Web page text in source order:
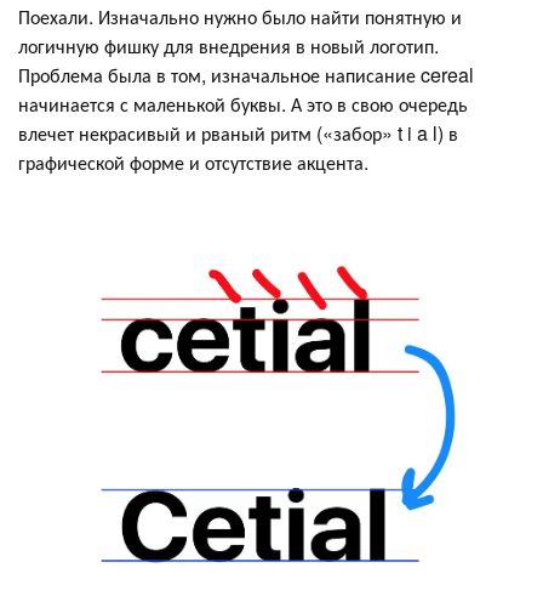
Поехали. Изначально нужно было найти понятную и
логичную фишку для внедрения в новый логотип.
Проблема была в том, изначальное написание cereal
начинается с маленькой буквы. А это в свою очередь
влечет некрасивый и рваный ритм («забор» t i a l) в
графической форме и отсутствие акцента.